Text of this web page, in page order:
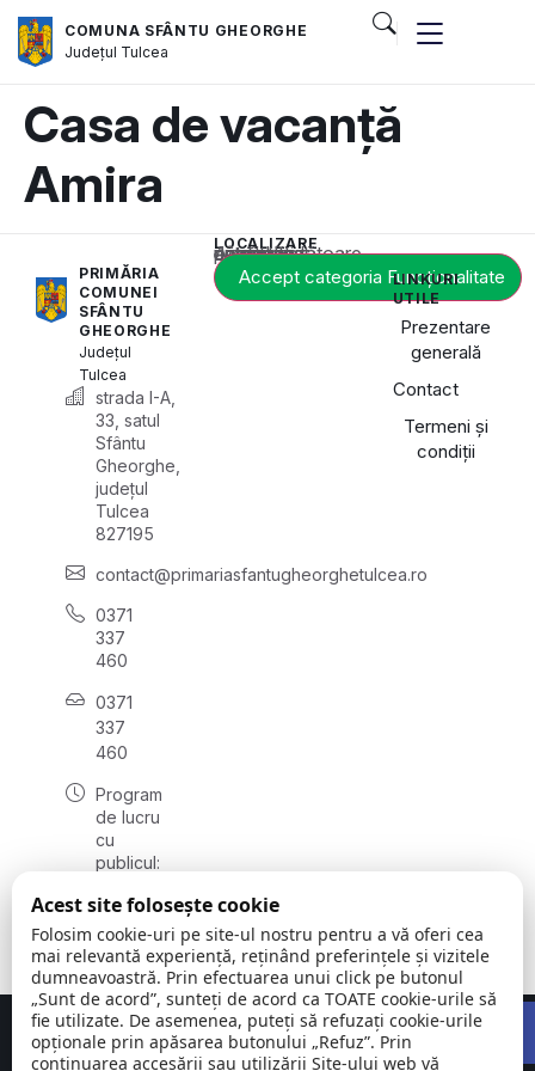
COMUNA SFÂNTU GHEORGHE
Județul Tulcea
Casa de vacanță
Amira
PRIMĂRIA
COMUNEI
SFÂNTU
GHEORGHE
Județul
Tulcea
strada I-A,
33, satul
Sfântu
Gheorghe,
județul
Tulcea
827195
contact@primariasfantugheorghetulcea.ro
0371
337
460
0371
337
460
Program
de lucru
cu
publicul:
vineri
08:00 -
16:00
LOCALIZARE
Acest conținut este blocat până când acceptați categoria corespunzătoare de cookie-uri.
Accept categoria Funcționalitate
LINKURI
UTILE
Prezentare
generală
Contact
Termeni și
condiții
Concept realizat deBig Media Relații Publice SRL
Acest site folosește cookie
Folosim cookie-uri pe site-ul nostru pentru a vă oferi cea
mai relevantă experiență, reținând preferințele și vizitele
dumneavoastră. Prin efectuarea unui click pe butonul
„Sunt de acord”, sunteți de acord ca TOATE cookie-urile să
fie utilizate. De asemenea, puteți să refuzați cookie-urile
opționale prin apăsarea butonului „Refuz”. Prin
continuarea accesării sau utilizării Site-ului web vă